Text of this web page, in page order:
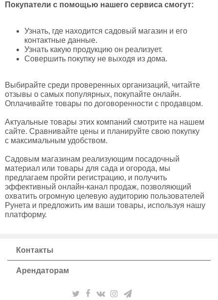
Покупатели с помощью нашего сервиса смогут:
Узнать, где находится садовый магазин и его
контактные данные.
Узнать какую продукцию он реализует.
Совершить покупку не выходя из дома.
Выбирайте среди проверенных организаций, читайте
отзывы о самых популярных, покупайте онлайн.
Оплачивайте товары по договоренности с продавцом.
Актуальные товары этих компаний смотрите на нашем
сайте. Сравнивайте цены и планируйте свою покупку
с максимальным удобством.
Садовым магазинам реализующим посадочный
материал или товары для сада и огорода, мы
предлагаем пройти регистрацию, и получить
эффективный онлайн-канал продаж, позволяющий
охватить огромную целевую аудиторию пользователей
Рунета и предложить им ваши товары, используя нашу
платформу.
Контакты
Арендаторам